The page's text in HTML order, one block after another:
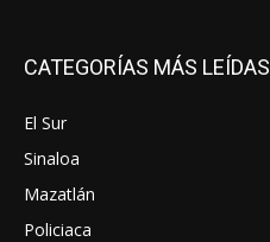
CATEGORÍAS MÁS LEÍDAS
El Sur
Sinaloa
Mazatlán
Policiaca